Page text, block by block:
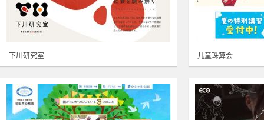
下川研究室 儿童珠算会